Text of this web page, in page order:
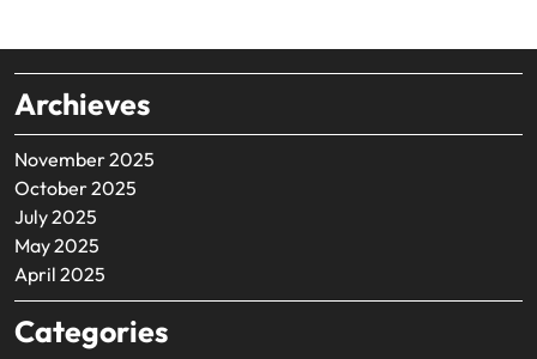
Archieves
November 2025
October 2025
July 2025
May 2025
April 2025
Categories